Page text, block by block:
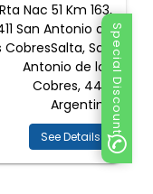
Special Discount
Rta Nac 51 Km 163,
San Antonio de
CobresSalta, San
Antonio de los
Cobres, 4411,
Argentina
See Details